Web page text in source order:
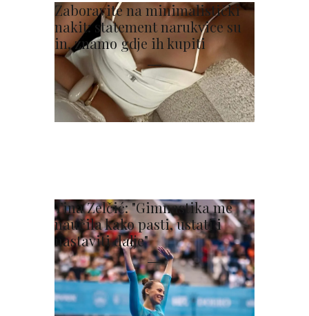
Zaboravite na minimalistički
nakit: statement narukvice su
in, znamo gdje ih kupiti
Tina Zelčić: "Gimnastika me
naučila kako pasti, ustati i
nastaviti dalje"